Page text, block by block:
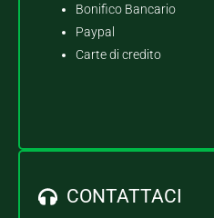
Bonifico Bancario
Paypal
Carte di credito
CONTATTACI